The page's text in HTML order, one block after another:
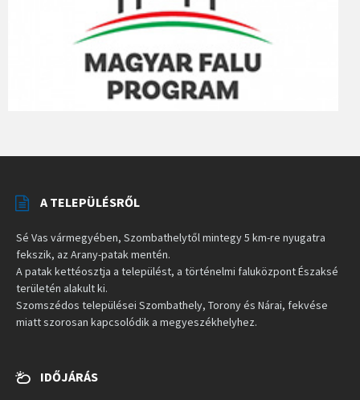
A TELEPÜLÉSRŐL
Sé Vas vármegyében, Szombathelytől mintegy 5 km-re nyugatra
fekszik, az Arany-patak mentén.
A patak kettéosztja a települést, a történelmi faluközpont Északsé
területén alakult ki.
Szomszédos települései Szombathely, Torony és Nárai, fekvése
miatt szorosan kapcsolódik a megyeszékhelyhez.
IDŐJÁRÁS